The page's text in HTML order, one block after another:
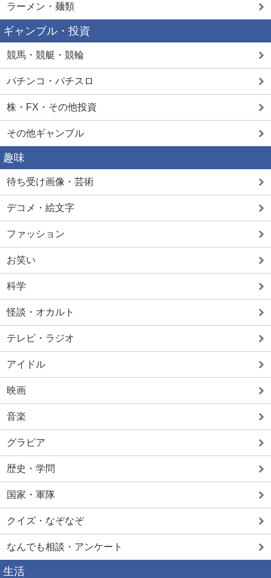
ラーメン・麺類
ギャンブル・投資
競馬・競艇・競輪
パチンコ・パチスロ
株・FX・その他投資
その他ギャンブル
趣味
待ち受け画像・芸術
デコメ・絵文字
ファッション
お笑い
科学
怪談・オカルト
テレビ・ラジオ
アイドル
映画
音楽
グラビア
歴史・学問
国家・軍隊
クイズ・なぞなぞ
なんでも相談・アンケート
生活